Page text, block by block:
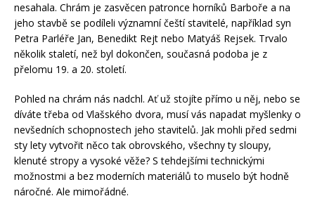
nesahala. Chrám je zasvěcen patronce horníků Barboře a na
jeho stavbě se podíleli významní čeští stavitelé, například syn
Petra Parléře Jan, Benedikt Rejt nebo Matyáš Rejsek. Trvalo
několik staletí, než byl dokončen, současná podoba je z
přelomu 19. a 20. století.
Pohled na chrám nás nadchl. Ať už stojíte přímo u něj, nebo se
díváte třeba od Vlašského dvora, musí vás napadat myšlenky o
nevšedních schopnostech jeho stavitelů. Jak mohli před sedmi
sty lety vytvořit něco tak obrovského, všechny ty sloupy,
klenuté stropy a vysoké věže? S tehdejšími technickými
možnostmi a bez moderních materiálů to muselo být hodně
náročné. Ale mimořádné.